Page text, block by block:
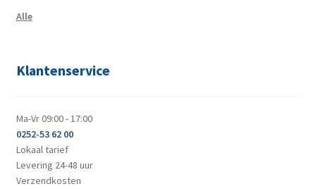
Alle
Klantenservice
Ma-Vr 09:00 - 17:00
0252-53 62 00
Lokaal tarief
Levering 24-48 uur
Verzendkosten